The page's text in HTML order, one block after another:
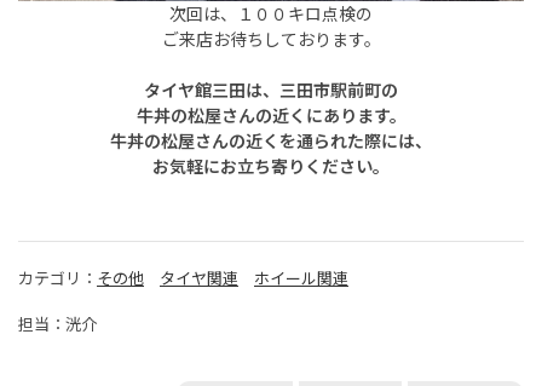
次回は、１００キロ点検の
ご来店お待ちしております。
タイヤ館三田は、三田市駅前町の
牛丼の松屋さんの近くにあります。
牛丼の松屋さんの近くを通られた際には、
お気軽にお立ち寄りください。
カテゴリ： その他 タイヤ関連
ホイール関連
担当：洸介